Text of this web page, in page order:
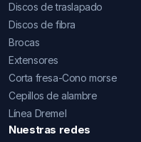
Discos de traslapado
Discos de fibra
Brocas
Extensores
Corta fresa-Cono morse
Cepillos de alambre
Línea Dremel
Nuestras redes